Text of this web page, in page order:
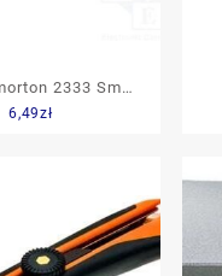
2333 Sm
Do Noża
6,49zł